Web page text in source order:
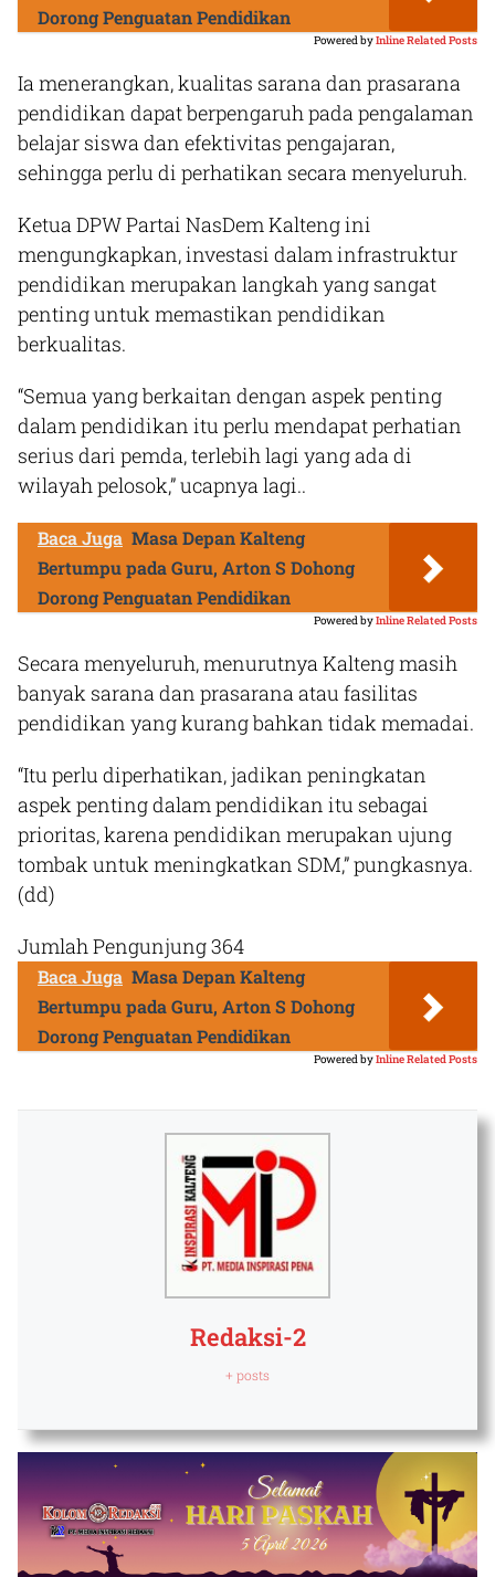
Dorong Penguatan Pendidikan
Powered byInline Related Posts
Ia menerangkan, kualitas sarana dan prasarana
pendidikan dapat berpengaruh pada pengalaman
belajar siswa dan efektivitas pengajaran,
sehingga perlu di perhatikan secara menyeluruh.
Ketua DPW Partai NasDem Kalteng ini
mengungkapkan, investasi dalam infrastruktur
pendidikan merupakan langkah yang sangat
penting untuk memastikan pendidikan
berkualitas.
“Semua yang berkaitan dengan aspek penting
dalam pendidikan itu perlu mendapat perhatian
serius dari pemda, terlebih lagi yang ada di
wilayah pelosok,” ucapnya lagi..
Baca Juga Masa Depan Kalteng
Bertumpu pada Guru, Arton S Dohong
Dorong Penguatan Pendidikan
Powered byInline Related Posts
Secara menyeluruh, menurutnya Kalteng masih
banyak sarana dan prasarana atau fasilitas
pendidikan yang kurang bahkan tidak memadai.
“Itu perlu diperhatikan, jadikan peningkatan
aspek penting dalam pendidikan itu sebagai
prioritas, karena pendidikan merupakan ujung
tombak untuk meningkatkan SDM,” pungkasnya.
(dd)
Jumlah Pengunjung364
Baca Juga Masa Depan Kalteng
Bertumpu pada Guru, Arton S Dohong
Dorong Penguatan Pendidikan
Powered byInline Related Posts
Redaksi-2
+ posts